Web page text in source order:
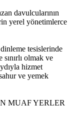
davulcularının
yerel yönetimlerce
tesislerinde
olmak ve
hizmet
ve yemek
MUAF YERLER